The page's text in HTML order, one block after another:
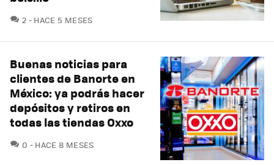
2 COMENTARIOS
HACE 5 MESES
Buenas noticias para
clientes de Banorte en
México: ya podrás hacer
depósitos y retiros en
todas las tiendas Oxxo
0 COMENTARIOS
HACE 8 MESES